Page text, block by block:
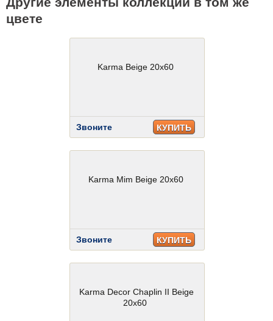
цвете
Karma Beige 20x60
Звоните КУПИТЬ
Karma Mim Beige 20x60
Звоните КУПИТЬ
Karma Decor Chaplin II Beige
20x60